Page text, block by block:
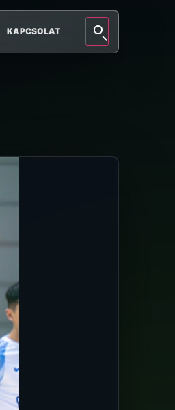
KAPCSOLAT